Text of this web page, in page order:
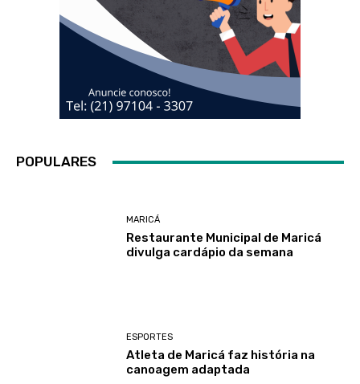
POPULARES
MARICÁ
Restaurante Municipal de Maricá
divulga cardápio da semana
ESPORTES
Atleta de Maricá faz história na
canoagem adaptada